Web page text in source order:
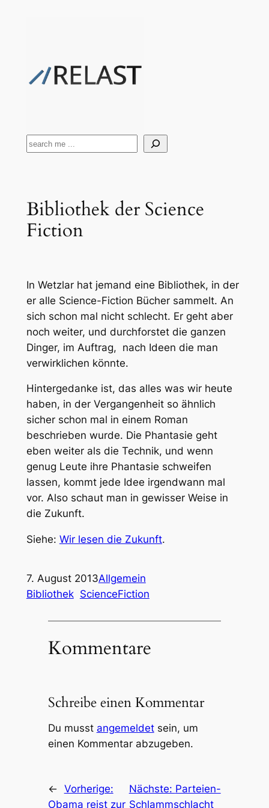
Suchen
Bibliothek der Science
Fiction
In Wetzlar hat jemand eine Bibliothek, in der
er alle Science-Fiction Bücher sammelt. An
sich schon mal nicht schlecht. Er geht aber
noch weiter, und durchforstet die ganzen
Dinger, im Auftrag, nach Ideen die man
verwirklichen könnte.
Hintergedanke ist, das alles was wir heute
haben, in der Vergangenheit so ähnlich
sicher schon mal in einem Roman
beschrieben wurde. Die Phantasie geht
eben weiter als die Technik, und wenn
genug Leute ihre Phantasie schweifen
lassen, kommt jede Idee irgendwann mal
vor. Also schaut man in gewisser Weise in
die Zukunft.
Siehe: Wir lesen die Zukunft.
7. August 2013Allgemein
Bibliothek ScienceFiction
Kommentare
Schreibe einen Kommentar
Du musst angemeldetsein, um
einen Kommentar abzugeben.
← Vorherige:
Obama reist zur
Nächste: Parteien-
Schlammschlacht